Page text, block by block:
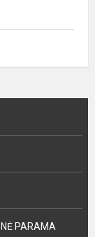
PARAMA